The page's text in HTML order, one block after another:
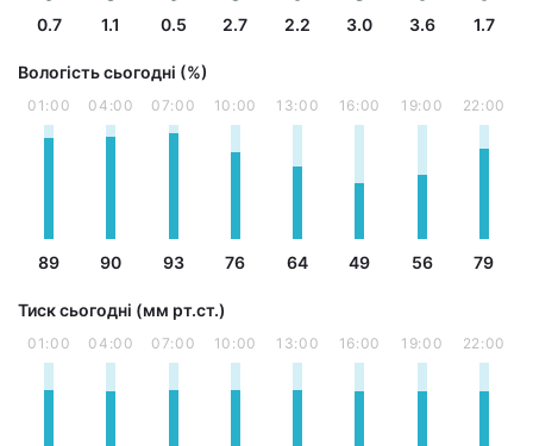
0.7 1.1 0.5 2.7 2.2 3.0 3.6 1.7
Вологість сьогодні (%)
01:00
89
04:00
90
07:00
93
10:00
76
13:00
64
16:00
49
19:00
56
22:00
79
Тиск сьогодні (мм рт.ст.)
01:00 04:00 07:00 10:00 13:00 16:00 19:00 22:00